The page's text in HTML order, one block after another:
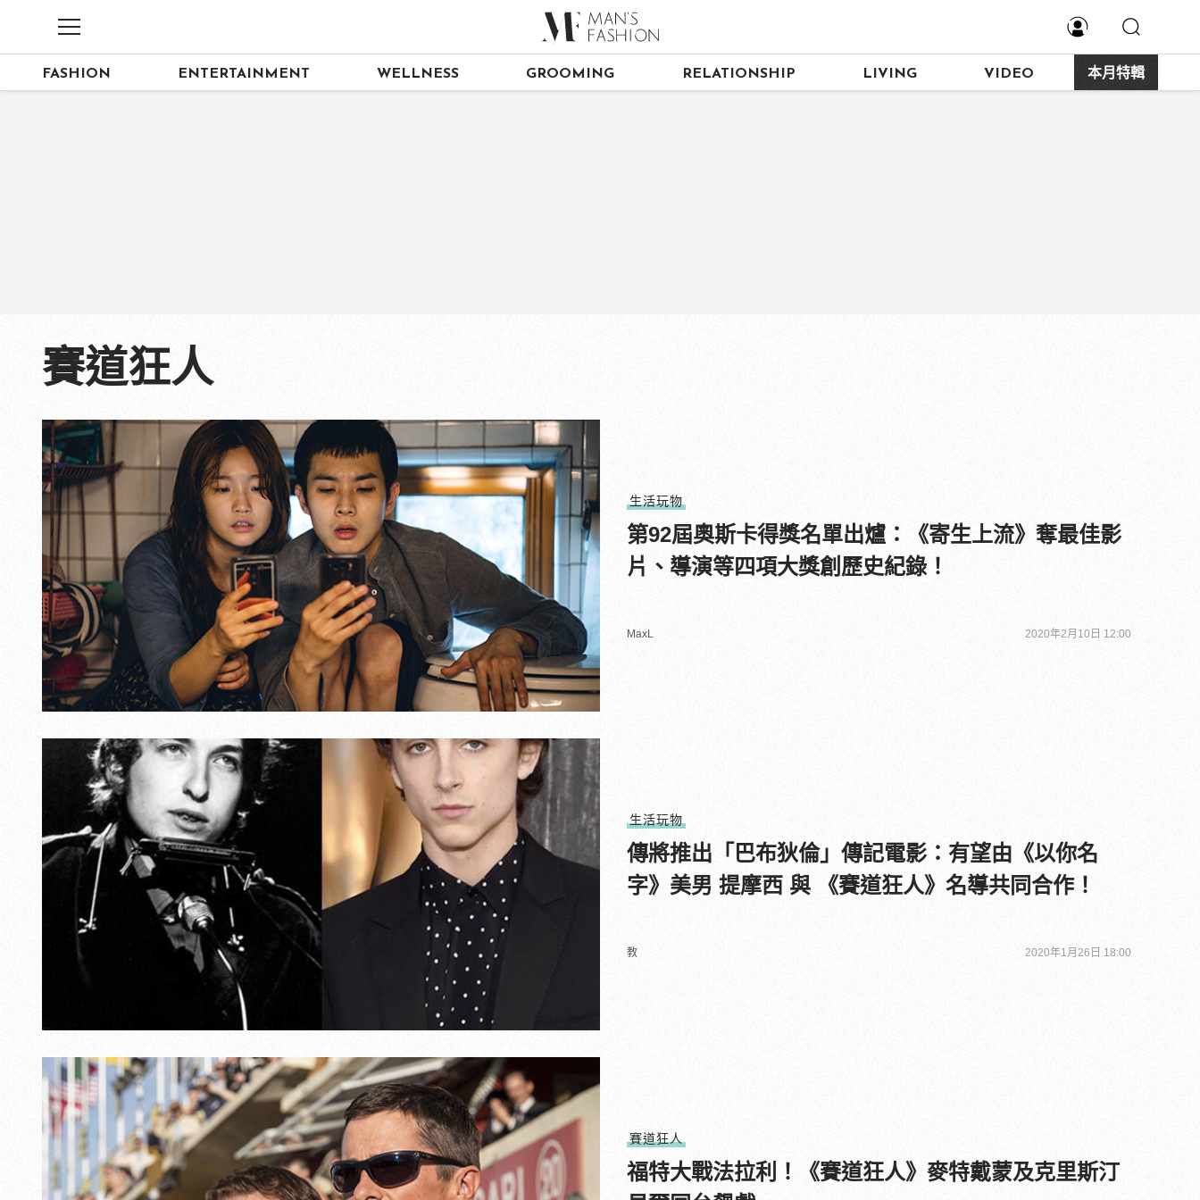
FASHION ENTERTAINMENT WELLNESS GROOMING RELATIONSHIP LIVING VIDEO 本月特輯
賽道狂人
生活玩物
第92屆奧斯卡得獎名單出爐：《寄生上流》奪最佳影
片、導演等四項大獎創歷史紀錄！
MaxL 2020年2月10日 12:00
生活玩物
傳將推出「巴布狄倫」傳記電影：有望由《以你名
字》美男 提摩西 與 《賽道狂人》名導共同合作！
教 2020年1月26日 18:00
賽道狂人
福特大戰法拉利！《賽道狂人》麥特戴蒙及克里斯汀